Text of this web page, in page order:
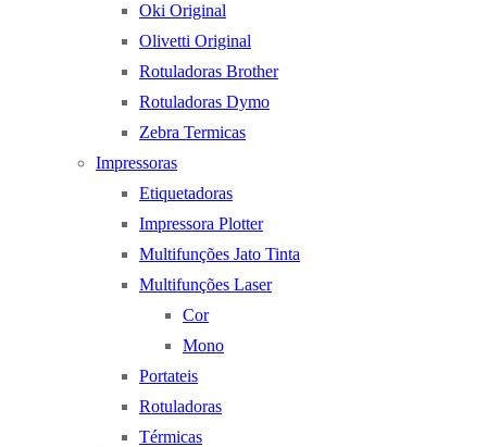
Oki Original
Olivetti Original
Rotuladoras Brother
Rotuladoras Dymo
Zebra Termicas
Impressoras
Etiquetadoras
Impressora Plotter
Multifunções Jato Tinta
Multifunções Laser
Cor
Mono
Portateis
Rotuladoras
Térmicas